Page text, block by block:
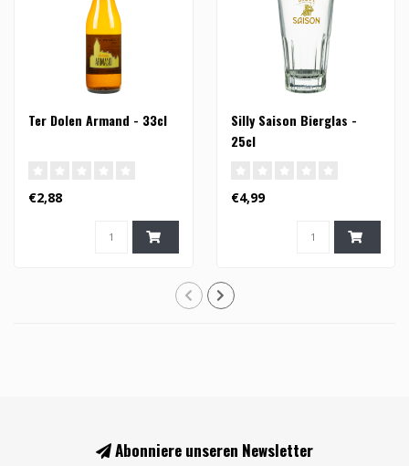
Ter Dolen Armand - 33cl
€2,88
Silly Saison Bierglas -
25cl
€4,99
Abonniere unseren Newsletter